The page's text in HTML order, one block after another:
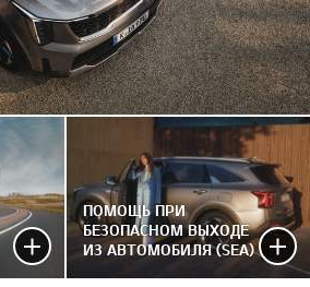
ПОМОЩЬ ПРИ
БЕЗОПАСНОМ ВЫХОДЕ
ИЗ АВТОМОБИЛЯ (SEA)